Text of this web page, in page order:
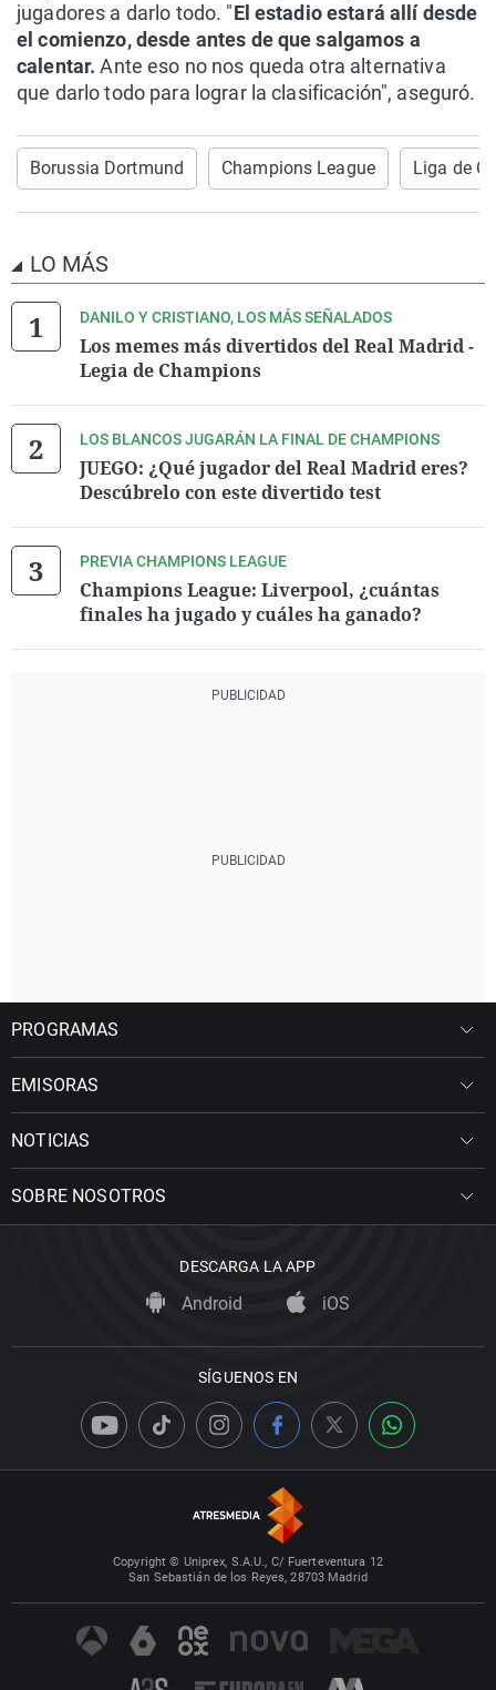
jugadores a darlo todo. "El estadio estará allí desde
el comienzo, desde antes de que salgamos a
calentar. Ante eso no nos queda otra alternativa
que darlo todo para lograr la clasificación", aseguró.
Borussia Dortmund Champions League Liga de
LO MÁS
DANILO Y CRISTIANO, LOS MÁS SEÑALADOS
Los memes más divertidos del Real Madrid -
Legia de Champions
LOS BLANCOS JUGARÁN LA FINAL DE CHAMPIONS
JUEGO: ¿Qué jugador del Real Madrid eres?
Descúbrelo con este divertido test
PREVIA CHAMPIONS LEAGUE
Champions League: Liverpool, ¿cuántas
finales ha jugado y cuáles ha ganado?
PROGRAMAS
EMISORAS
NOTICIAS
SOBRE NOSOTROS
DESCARGA LA APP
Android iOS
SÍGUENOS EN
Copyright © Uniprex, S.A.U., C/ Fuerteventura 12
San Sebastián de los Reyes, 28703 Madrid